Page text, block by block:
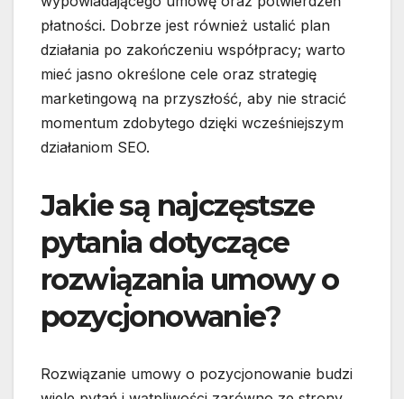
płatności. Dobrze jest również ustalić plan
działania po zakończeniu współpracy; warto
mieć jasno określone cele oraz strategię
marketingową na przyszłość, aby nie stracić
momentum zdobytego dzięki wcześniejszym
działaniom SEO.
Jakie są najczęstsze
pytania dotyczące
rozwiązania umowy o
pozycjonowanie?
Rozwiązanie umowy o pozycjonowanie budzi